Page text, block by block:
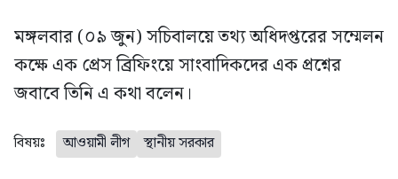
মঙ্গলবার (০৯ জুন) সচিবালয়ে তথ্য অধিদপ্তরের সম্মেলন
কক্ষে এক প্রেস ব্রিফিংয়ে সাংবাদিকদের এক প্রশ্নের
জবাবে তিনি এ কথা বলেন।
বিষয়ঃ আওয়ামী লীগ স্থানীয় সরকার